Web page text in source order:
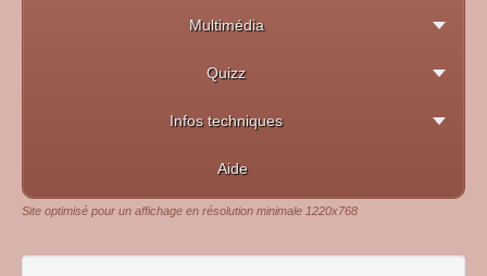
Multimédia
Quizz
Infos techniques
Aide
Site optimisé pour un affichage en résolution minimale 1220x768